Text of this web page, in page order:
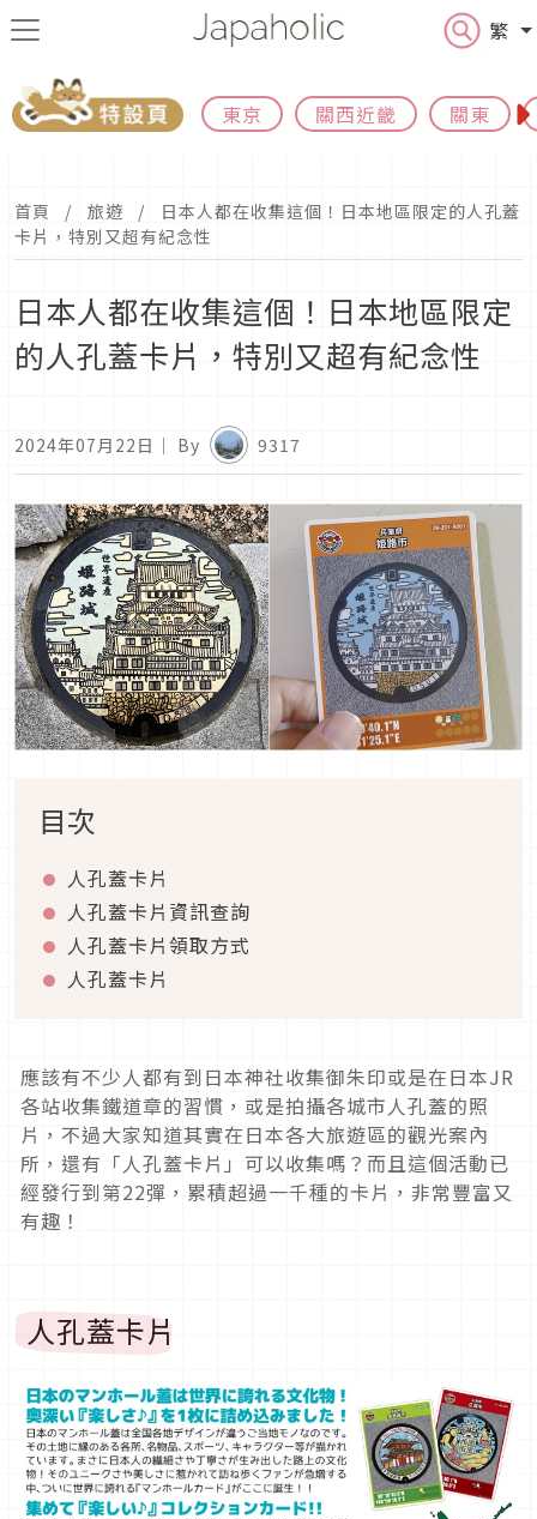
繁
東京 關西近畿 關東
首頁 旅遊
日本人都在收集這個！日本地區限定的人孔蓋
卡片，特別又超有紀念性
日本人都在收集這個！日本地區限定
的人孔蓋卡片，特別又超有紀念性
2024年07月22日 ｜ By 9317
目次
人孔蓋卡片
人孔蓋卡片資訊查詢
人孔蓋卡片領取方式
人孔蓋卡片
應該有不少人都有到日本神社收集御朱印或是在日本JR
各站收集鐵道章的習慣，或是拍攝各城市人孔蓋的照
片，不過大家知道其實在日本各大旅遊區的觀光案內
所，還有「人孔蓋卡片」可以收集嗎？而且這個活動已
經發行到第22彈，累積超過一千種的卡片，非常豐富又
有趣！
人孔蓋卡片